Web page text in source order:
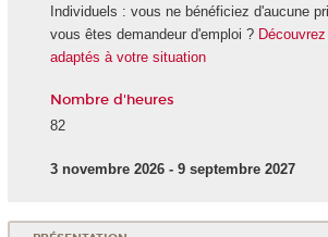
Individuels : vous ne bénéficiez d'aucune
vous êtes demandeur d'emploi ?
adaptés à votre situation
Nombre d'heures
82
3 novembre 2026 - 9 septembre 2027